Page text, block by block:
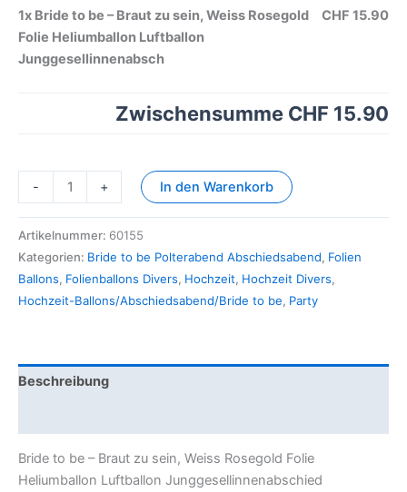
1x Bride to be – Braut zu sein, Weiss Rosegold
Folie Heliumballon Luftballon
Junggesellinnenabsch
CHF 15.90
Zwischensumme CHF 15.90
- + In den Warenkorb
Artikelnummer: 60155
Kategorien: Bride to be Polterabend Abschiedsabend, Folien
Ballons, Folienballons Divers, Hochzeit, Hochzeit Divers,
Hochzeit-Ballons/Abschiedsabend/Bride to be, Party
Beschreibung
Bride to be – Braut zu sein, Weiss Rosegold Folie
Heliumballon Luftballon Junggesellinnenabschied